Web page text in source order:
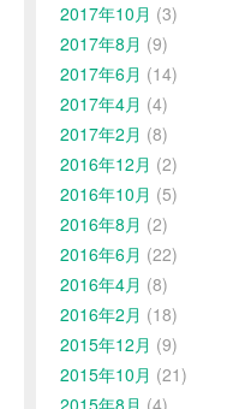
2017年10月 (3)
2017年8月 (9)
2017年6月 (14)
2017年4月 (4)
2017年2月 (8)
2016年12月 (2)
2016年10月 (5)
2016年8月 (2)
2016年6月 (22)
2016年4月 (8)
2016年2月 (18)
2015年12月 (9)
2015年10月 (21)